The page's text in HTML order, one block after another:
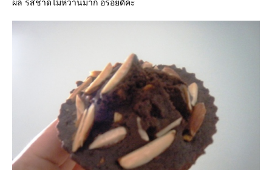
ผล รสชาดไม่หวานมาก อร่อยดีค่ะ